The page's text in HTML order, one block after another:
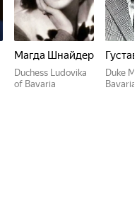
Магда Шнайдер
Duchess Ludovika
of Bavaria
Duke
Bavaria